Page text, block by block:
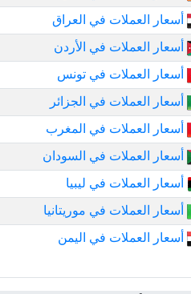
أسعار العملات في العراق
أسعار العملات في الأردن
أسعار العملات في تونس
أسعار العملات في الجزائر
أسعار العملات في المغرب
أسعار العملات في السودان
أسعار العملات في ليبيا
أسعار العملات في موريتانيا
أسعار العملات في اليمن